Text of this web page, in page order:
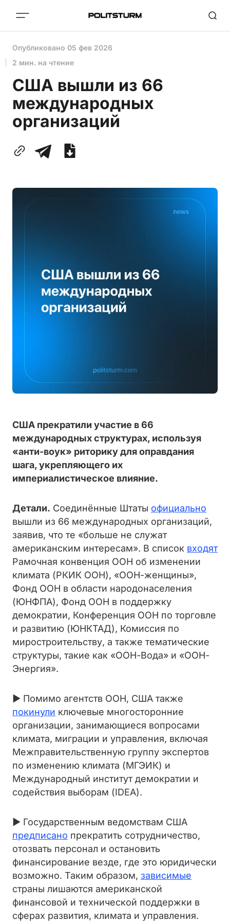
Опубликовано 05 фев 2026
2 мин. на чтение
США вышли из 66
международных
организаций
США прекратили участие в 66
международных структурах, используя
«анти-воук» риторику для оправдания
шага, укрепляющего их
империалистическое влияние.
Детали. Соединённые Штаты официально
вышли из 66 международных организаций,
заявив, что те «больше не служат
американским интересам». В список входят
Рамочная конвенция ООН об изменении
климата (РКИК ООН), «ООН-женщины»,
Фонд ООН в области народонаселения
(ЮНФПА), Фонд ООН в поддержку
демократии, Конференция ООН по торговле
и развитию (ЮНКТАД), Комиссия по
миростроительству, а также тематические
структуры, такие как «ООН-Вода» и «ООН-
Энергия».
► Помимо агентств ООН, США также
покинули ключевые многосторонние
организации, занимающиеся вопросами
климата, миграции и управления, включая
Межправительственную группу экспертов
по изменению климата (МГЭИК) и
Международный институт демократии и
содействия выборам (IDEA).
► Государственным ведомствам США
предписано прекратить сотрудничество,
отозвать персонал и остановить
финансирование везде, где это юридически
возможно. Таким образом, зависимые
страны лишаются американской
финансовой и технической поддержки в
сферах развития, климата и управления.